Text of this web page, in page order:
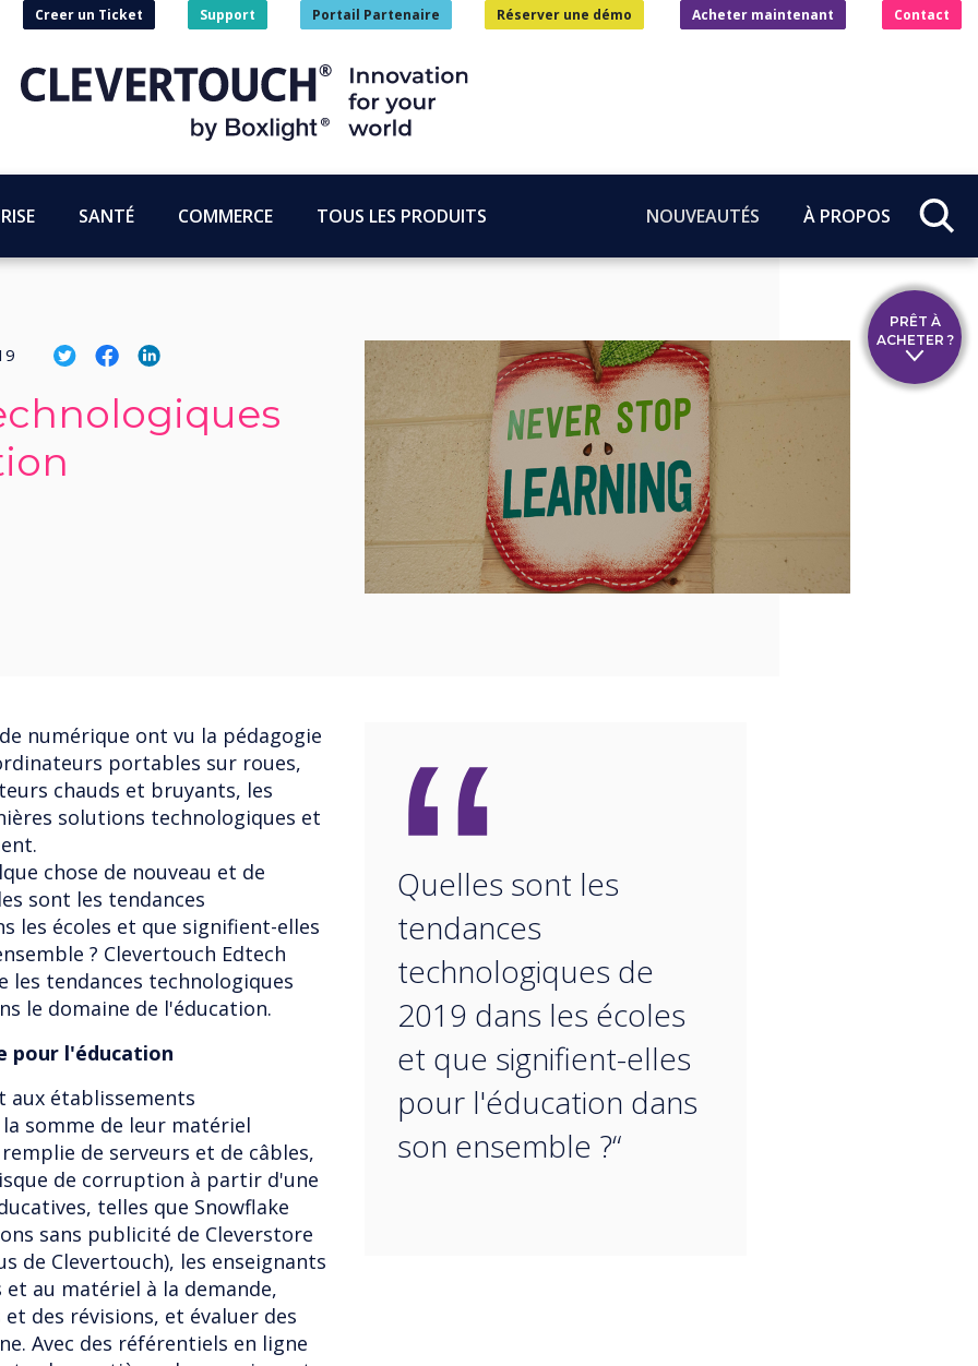
Creer un Ticket Support Portail Partenaire Réserver une démo Acheter maintenant Contact
SANTÉ COMMERCE TOUS LES PRODUITS NOUVEAUTÉS À PROPOS
numérique ont vu la pédagogie
portables sur roues,
chauds et bruyants, les
solutions technologiques et
chose de nouveau et de
sont les tendances
les écoles et que signifient-elles
? Clevertouch Edtech
les tendances technologiques
le domaine de l'éducation.
pour l'éducation
aux établissements
somme de leur matériel
de serveurs et de câbles,
de corruption à partir d'une
telles que Snowflake
sans publicité de Cleverstore
de Clevertouch), les enseignants
et au matériel à la demande,
des révisions, et évaluer des
Avec des référentiels en ligne
“
Quelles sont les
tendances
technologiques de
2019 dans les écoles
et que signifient-elles
pour l'éducation dans
son ensemble ?“
PRÊT À
ACHETER ?